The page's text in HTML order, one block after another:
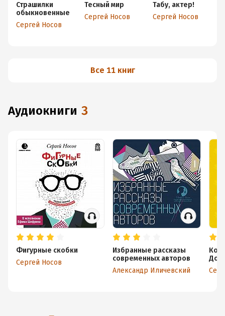
Страшилки
обыкновенные
Сергей Носов
Тесный мир
Сергей Носов
Табу, актер!
Сергей Носов
Все 11 книг
аудиокниги 3
Фигурные скобки
Сергей Носов
Избранные рассказы
современных авторов
Александр Иличевский